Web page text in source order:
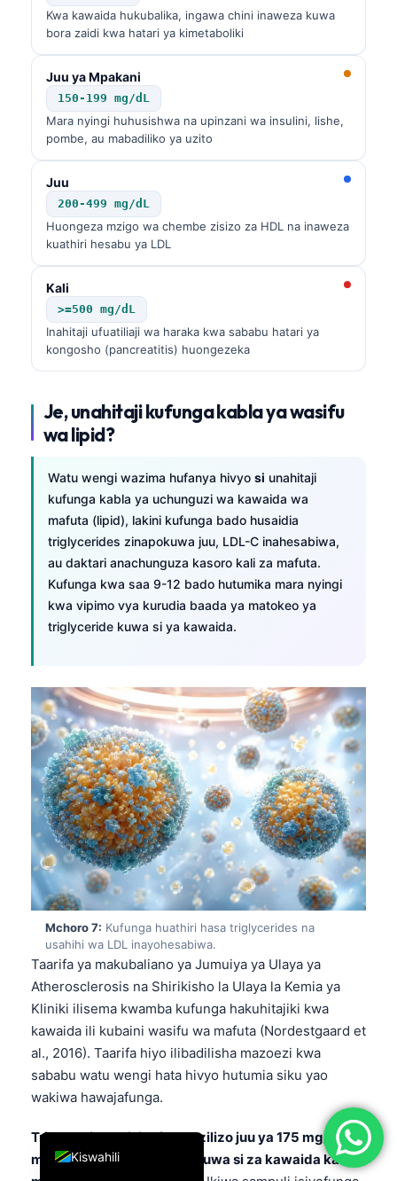
Kwa kawaida hukubalika, ingawa chini inaweza kuwa
bora zaidi kwa hatari ya kimetaboliki
Juu ya Mpakani
150-199 mg/dL
Mara nyingi huhusishwa na upinzani wa insulini, lishe,
pombe, au mabadiliko ya uzito
Juu
200-499 mg/dL
Huongeza mzigo wa chembe zisizo za HDL na inaweza
kuathiri hesabu ya LDL
Kali
>=500 mg/dL
Inahitaji ufuatiliaji wa haraka kwa sababu hatari ya
kongosho (pancreatitis) huongezeka
Je, unahitaji kufunga kabla ya wasifu
wa lipid?
Watu wengi wazima hufanya hivyo si unahitaji
kufunga kabla ya uchunguzi wa kawaida wa
mafuta (lipid), lakini kufunga bado husaidia
triglycerides zinapokuwa juu, LDL-C inahesabiwa,
au daktari anachunguza kasoro kali za mafuta.
Kufunga kwa saa 9-12 bado hutumika mara nyingi
kwa vipimo vya kurudia baada ya matokeo ya
triglyceride kuwa si ya kawaida.
Mchoro 7: Kufunga huathiri hasa triglycerides na
usahihi wa LDL inayohesabiwa.
Taarifa ya makubaliano ya Jumuiya ya Ulaya ya
Atherosclerosis na Shirikisho la Ulaya la Kemia ya
Kliniki ilisema kwamba kufunga hakuhitajiki kwa
kawaida ili kubaini wasifu wa mafuta (Nordestgaard et
al., 2016). Taarifa hiyo ilibadilisha mazoezi kwa
sababu watu wengi hata hivyo hutumia siku yao
wakiwa hawajafunga.
Triglycerides zisizofunga zilizo juu ya 175 mg/dL
mara nyingi huchukuliwa kuwa si za kawaida katika
Kiswahili
Deutsch
العربية
Français
עִבְרִית
Italiano
Español
Português
Ελληνικά
Türkçe
Română
简体中文
فارسی
Български
Dansk
Nederlands
Bahasa Indonesia
Հայերեն
Íslenska
Српски језик
Svenska
Bosanski
Eesti
ქართული
Русский
Polski
한국어
Slovenščina
Magyar
Shqip
বাংলা
اردو
తెలుగు